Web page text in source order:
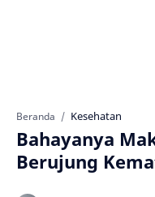
Beranda Kesehatan
Bahayanya
Berujung